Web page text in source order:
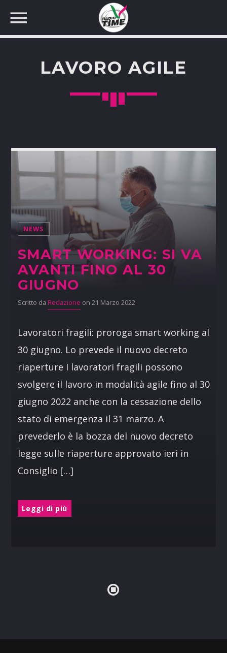
LAVORO AGILE
NEWS
SMART WORKING: SI VA
AVANTI FINO AL 30
GIUGNO
Scritto da Redazione on 21 Marzo 2022
Lavoratori fragili: proroga smart working al
30 giugno. Lo prevede il nuovo decreto
riaperture I lavoratori fragili possono
svolgere il lavoro in modalità agile fino al 30
giugno 2022 anche con la cessazione dello
stato di emergenza il 31 marzo. A
prevederlo è la bozza del nuovo decreto
legge sulle riaperture approvato ieri in
Consiglio […]
Leggi di più